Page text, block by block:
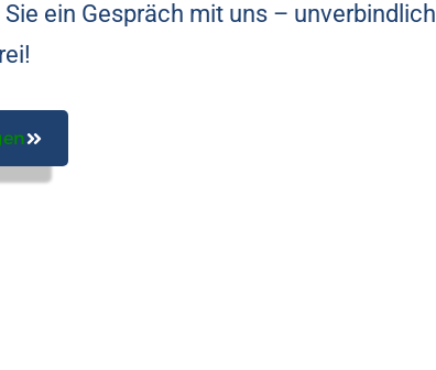
ein Gespräch mit uns – unverbindlich